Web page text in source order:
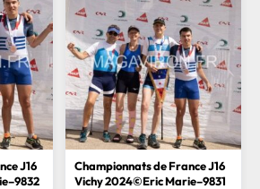
J16
Championnats de France J16
Vichy 2024©Eric Marie–9831